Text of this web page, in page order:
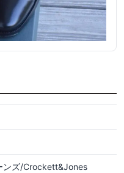
ンズ/Crockett&Jones